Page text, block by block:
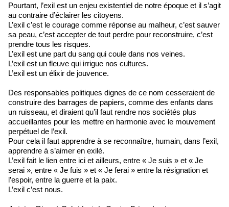
Pourtant, l’exil est un enjeu existentiel de notre époque et il s’agit
au contraire d’éclairer les citoyens.
L’exil c’est le courage comme réponse au malheur, c’est sauver
sa peau, c’est accepter de tout perdre pour reconstruire, c’est
prendre tous les risques.
L’exil est une part du sang qui coule dans nos veines.
L’exil est un fleuve qui irrigue nos cultures.
L’exil est un élixir de jouvence.
Des responsables politiques dignes de ce nom cesseraient de
construire des barrages de papiers, comme des enfants dans
un ruisseau, et diraient qu’il faut rendre nos sociétés plus
accueillantes pour les mettre en harmonie avec le mouvement
perpétuel de l’exil.
Pour cela il faut apprendre à se reconnaître, humain, dans l’exil,
apprendre à s’aimer en exilé.
L’exil fait le lien entre ici et ailleurs, entre « Je suis » et « Je
serai », entre « Je fuis » et « Je ferai » entre la résignation et
l’espoir, entre la guerre et la paix.
L’exil c’est nous.